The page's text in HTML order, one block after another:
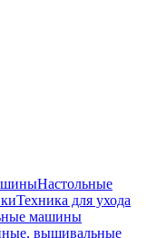
Настольные
Техника для ухода
машины
вышивальные